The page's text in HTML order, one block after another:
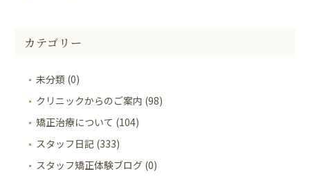
カテゴリー
未分類 (0)
クリニックからのご案内 (98)
矯正治療について (104)
スタッフ日記 (333)
スタッフ矯正体験ブログ (0)